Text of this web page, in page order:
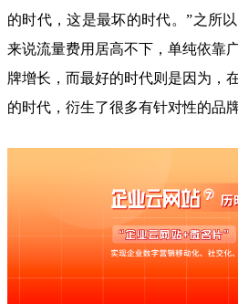
的时代，这是最坏的时代。”之所
来说流量费用居高不下，单纯依靠
牌增长，而最好的时代则是因为，
的时代，衍生了很多有针对性的品